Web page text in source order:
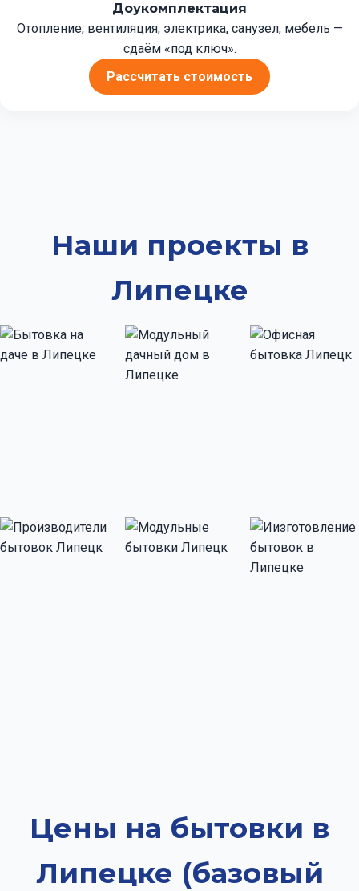
Доукомплектация
Отопление, вентиляция, электрика, санузел, мебель —
сдаём «под ключ».
Рассчитать стоимость
Наши проекты в
Липецке
Цены на бытовки в
Липецке (базовый